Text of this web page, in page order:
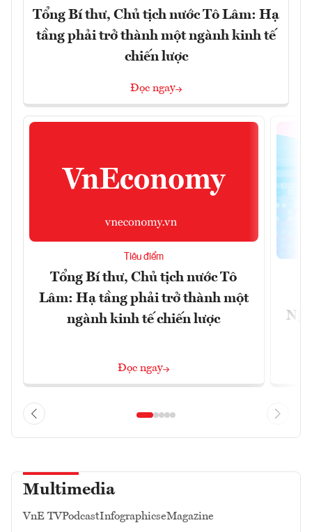
Tổng Bí thư, Chủ tịch nước Tô Lâm: Hạ
tầng phải trở thành một ngành kinh tế
chiến lược
Đọc ngay
Tiêu điểm
Tổng Bí thư, Chủ tịch nước Tô
Lâm: Hạ tầng phải trở thành một
ngành kinh tế chiến lược
Đọc ngay
Multimedia
VnE TVPodcastInfographicseMagazine